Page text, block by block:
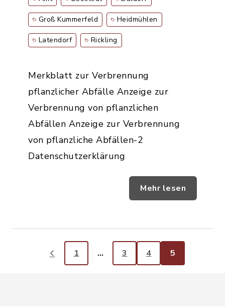
Groß Kummerfeld Heidmühlen
Latendorf Rickling
Merkblatt zur Verbrennung
pflanzlicher Abfälle Anzeige zur
Verbrennung von pflanzlichen
Abfällen Anzeige zur Verbrennung
von pflanzliche Abfällen-2
Datenschutzerklärung
Mehr lesen
1 … 3 4 5